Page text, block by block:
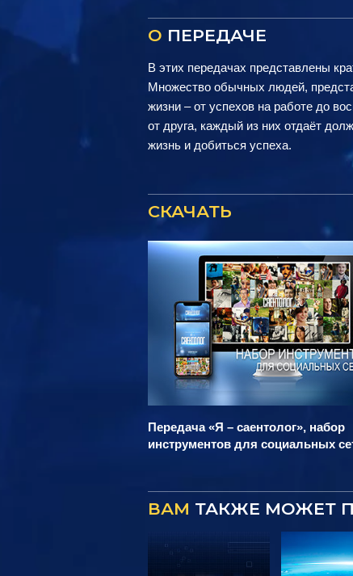
О ПЕРЕДАЧЕ
В этих передачах представлены
Множество обычных людей,
жизни – от успехов на работе до
от друга, каждый из них отдаёт
жизнь и добиться успеха.
СКАЧАТЬ
Передача «Я – саентолог», набор
инструментов для социальных
ВАМ ТАКЖЕ МОЖЕТ